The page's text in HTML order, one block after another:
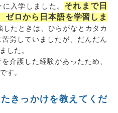
入学しました。 それまで日
ゼロから日本語を学習しま
たときは、ひらがなとカタカ
労していましたが、だんだん
した。
介護した経験があったため、
す。
きっかけを教えてくだ